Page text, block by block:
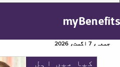
myBenefits
جمعہ، 7 اگست، 2026
کیا میں اہل